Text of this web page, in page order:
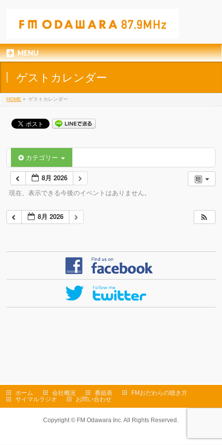
MENU
ゲストカレンダー
HOME » ゲストカレンダー
カテゴリー
8月 2026
現在、表示できる今後のイベントはありません。
8月 2026
ホーム 会社概況 番組表
FMおだわらの聴き方
サイマルラジオ
お問い合わせ
Copyright © FM Odawara Inc.All Rights Reserved.